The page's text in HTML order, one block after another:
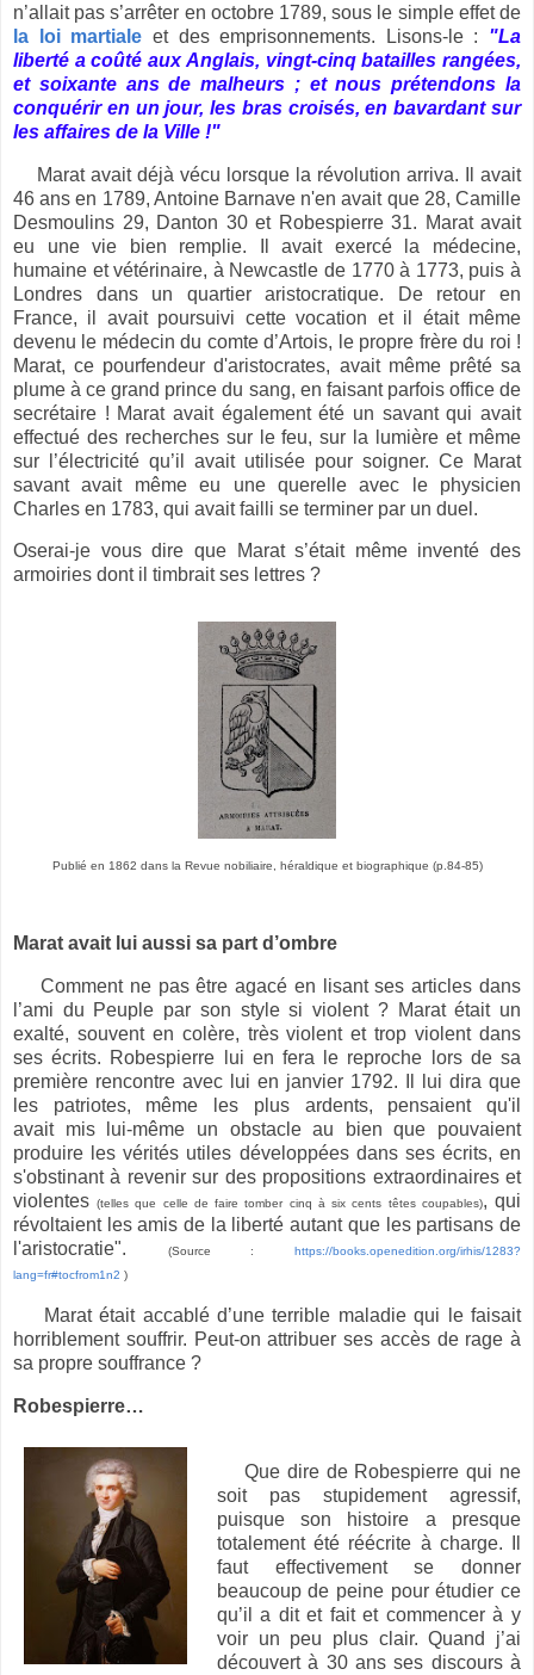
n’allait pas s’arrêter en octobre 1789, sous le simple effet de
la loi martiale et des emprisonnements. Lisons-le : "La
liberté a coûté aux Anglais, vingt-cinq batailles rangées,
et soixante ans de malheurs ; et nous prétendons la
conquérir en un jour, les bras croisés, en bavardant sur
les affaires de la Ville !"
Marat avait déjà vécu lorsque la révolution arriva. Il avait
46 ans en 1789, Antoine Barnave n'en avait que 28, Camille
Desmoulins 29, Danton 30 et Robespierre 31. Marat avait
eu une vie bien remplie. Il avait exercé la médecine,
humaine et vétérinaire, à Newcastle de 1770 à 1773, puis à
Londres dans un quartier aristocratique. De retour en
France, il avait poursuivi cette vocation et il était même
devenu le médecin du comte d’Artois, le propre frère du roi !
Marat, ce pourfendeur d'aristocrates, avait même prêté sa
plume à ce grand prince du sang, en faisant parfois office de
secrétaire ! Marat avait également été un savant qui avait
effectué des recherches sur le feu, sur la lumière et même
sur l’électricité qu’il avait utilisée pour soigner. Ce Marat
savant avait même eu une querelle avec le physicien
Charles en 1783, qui avait failli se terminer par un duel.
Oserai-je vous dire que Marat s’était même inventé des
armoiries dont il timbrait ses lettres ?
Publié en 1862 dans la Revue nobiliaire, héraldique et biographique (p.84-85)
Marat avait lui aussi sa part d’ombre
Comment ne pas être agacé en lisant ses articles dans
l’ami du Peuple par son style si violent ? Marat était un
exalté, souvent en colère, très violent et trop violent dans
ses écrits. Robespierre lui en fera le reproche lors de sa
première rencontre avec lui en janvier 1792. Il lui dira que
les patriotes, même les plus ardents, pensaient qu'il
avait mis lui-même un obstacle au bien que pouvaient
produire les vérités utiles développées dans ses écrits, en
s'obstinant à revenir sur des propositions extraordinaires et
violentes(telles que celle de faire tomber cinq à six cents têtes coupables), qui
révoltaient les amis de la liberté autant que les partisans de
l'aristocratie".
(Source :https://books.openedition.org/irhis/1283?
lang=fr#tocfrom1n2 )
Marat était accablé d’une terrible maladie qui le faisait
horriblement souffrir. Peut-on attribuer ses accès de rage à
sa propre souffrance ?
Robespierre…
Que dire de Robespierre qui ne
soit pas stupidement agressif,
puisque son histoire a presque
totalement été réécrite à charge. Il
faut effectivement se donner
beaucoup de peine pour étudier ce
qu’il a dit et fait et commencer à y
voir un peu plus clair. Quand j’ai
découvert à 30 ans ses discours à